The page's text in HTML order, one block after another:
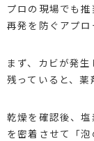
プロの現場でも
再発を防ぐアプロ
まず、カビが発
残っていると、薬
乾燥を確認後、
を密着させて「